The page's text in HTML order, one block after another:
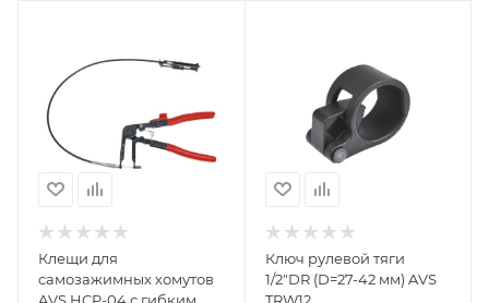
Клещи для
самозажимных хомутов
AVS HCP-04 с гибким
Ключ рулевой тяги
1/2"DR (D=27-42 мм) AVS
TRW12